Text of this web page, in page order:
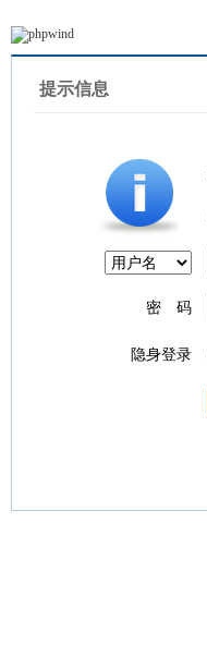
提示信息
密 码
隐身登录